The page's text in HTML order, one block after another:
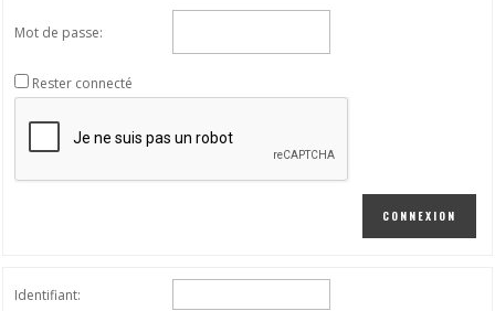
Mot de passe:
Rester connecté
CONNEXION
Identifiant: